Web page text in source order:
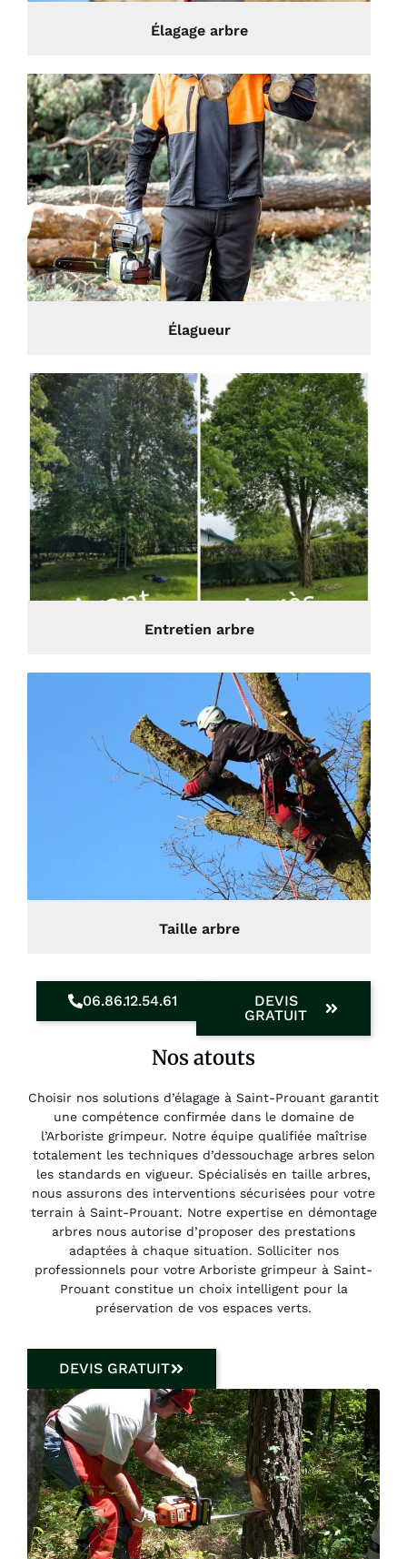
Élagage arbre
Élagueur
Entretien arbre
Taille arbre
06.86.12.54.61
DEVIS
GRATUIT
Nos atouts
Choisir nos solutions d’élagage à Saint-Prouant garantit
une compétence confirmée dans le domaine de
l’Arboriste grimpeur. Notre équipe qualifiée maîtrise
totalement les techniques d’dessouchage arbres selon
les standards en vigueur. Spécialisés en taille arbres,
nous assurons des interventions sécurisées pour votre
terrain à Saint-Prouant. Notre expertise en démontage
arbres nous autorise d’proposer des prestations
adaptées à chaque situation. Solliciter nos
professionnels pour votre Arboriste grimpeur à Saint-
Prouant constitue un choix intelligent pour la
préservation de vos espaces verts.
DEVIS GRATUIT